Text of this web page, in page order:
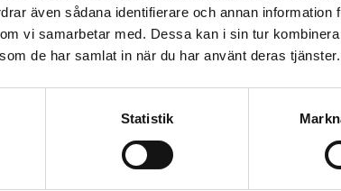
även sådana identifierare och annan information
vi samarbetar med. Dessa kan i sin tur
de har samlat in när du har använt deras tjänster.
Statistik
Snabb leverans
C Vår butik i